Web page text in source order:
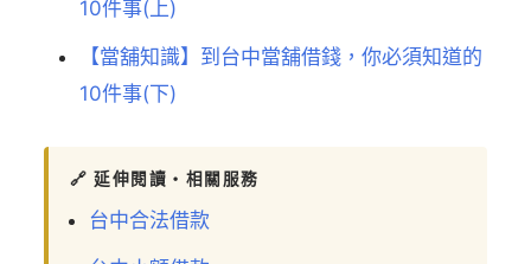
10件事(上)
【當舖知識】到台中當舖借錢，你必須知道的
10件事(下)
🔗 延伸閱讀・相關服務
台中合法借款